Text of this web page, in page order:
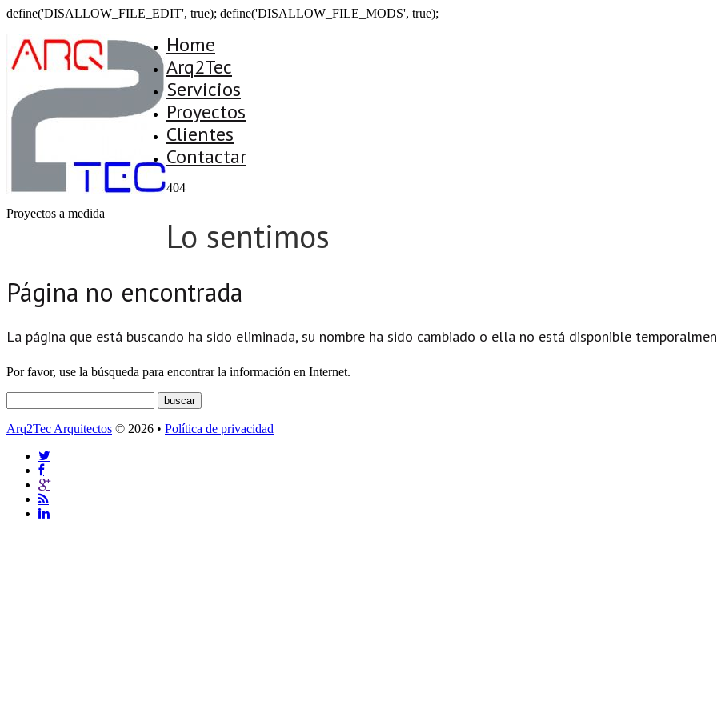
define('DISALLOW_FILE_EDIT', true); define('DISALLOW_FILE_MODS', true);
Proyectos a medida
Home
Arq2Tec
Servicios
Proyectos
Clientes
Contactar
404
Lo sentimos
Página no encontrada
La página que está buscando ha sido eliminada, su nombre ha sido cambiado o ella no está disponible
Por favor, use la búsqueda para encontrar la información en Internet.
Arq2Tec Arquitectos © 2026 • Política de privacidad